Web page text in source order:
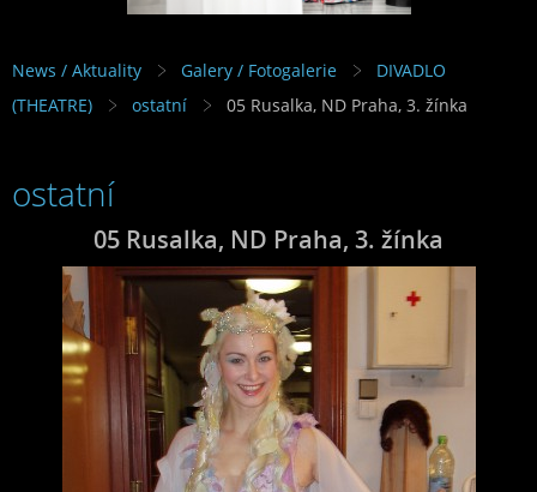
News / Aktuality Galery / Fotogalerie
DIVADLO
(THEATRE)
ostatní 05 Rusalka, ND Praha, 3. žínka
ostatní
05 Rusalka, ND Praha, 3. žínka